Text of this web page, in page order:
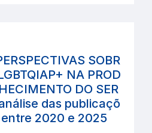
SOBR
NA PROD
DO SER
das publicaçõ
entre 2020 e 2025